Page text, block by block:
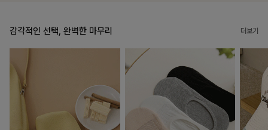
감각적인 선택, 완벽한 마무리 더보기